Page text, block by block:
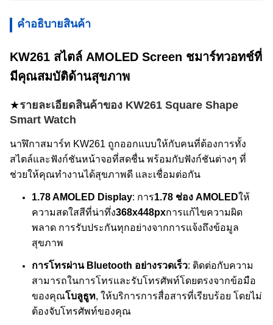
คําอธิบายสินค้า
KW261 สไตล์ AMOLED Screen ชมาร์ทวอทช์ที่
มีคุณสมบัติด้านสุขภาพ
★รายละเอียดสินค้าของ KW261 Square Shape
Smart Watch
นาฬิกาสมาร์ท KW261 ถูกออกแบบให้กับคนที่ต้องการทั้ง
สไตล์และฟังก์ชันหน้าจอที่สดชื่น พร้อมกับฟังก์ชันต่างๆ ที่
ช่วยให้คุณทํางานได้สุขภาพดี และเชื่อมต่อกัน
1.78 AMOLED Display: การ1.78 ช่อง AMOLEDให้
ความสดใสสีที่น่าทึ่ง368x448pxการแก้ไขความผิด
พลาด การรับประกันทุกอย่างจากการแจ้งถึงข้อมูล
สุขภาพ
การโทรผ่าน Bluetooth อย่างรวดเร็ว: ติดต่อกับความ
สามารถในการโทรและรับโทรศัพท์โดยตรงจากข้อมือ
ของคุณโบลูธูท, ให้บริการการสื่อสารที่เรียบร้อย โดยไม่
ต้องจับโทรศัพท์ของคุณ